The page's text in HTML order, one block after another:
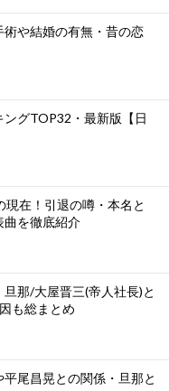
や結婚の有無・昔の恋
グTOP32・最新版【日
在！引退の噂・本名と
曲を徹底紹介
那/大屋晋三(帝人社長)と
も総まとめ
尾昌晃との関係・旦那と